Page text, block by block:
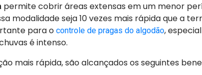
permite cobrir áreas extensas em um menor
modalidade seja 10 vezes mais rápida que a
para o controle de pragas do algodão,
é intenso.
mais rápida, são alcançados os seguintes